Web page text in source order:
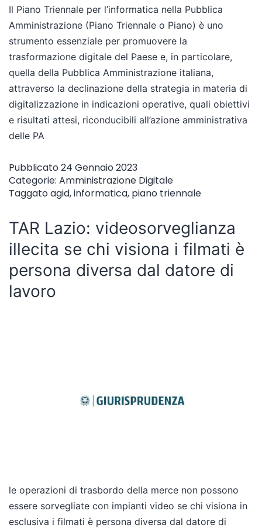
Il Piano Triennale per l’informatica nella Pubblica
Amministrazione (Piano Triennale o Piano) è uno
strumento essenziale per promuovere la
trasformazione digitale del Paese e, in particolare,
quella della Pubblica Amministrazione italiana,
attraverso la declinazione della strategia in materia di
digitalizzazione in indicazioni operative, quali obiettivi
e risultati attesi, riconducibili all’azione amministrativa
delle PA
Pubblicato24 Gennaio 2023
Categorie: Amministrazione Digitale
Taggatoagid,informatica, piano triennale
TAR Lazio: videosorveglianza
illecita se chi visiona i filmati è
persona diversa dal datore di
lavoro
le operazioni di trasbordo della merce non possono
essere sorvegliate con impianti video se chi visiona in
esclusiva i filmati è persona diversa dal datore di